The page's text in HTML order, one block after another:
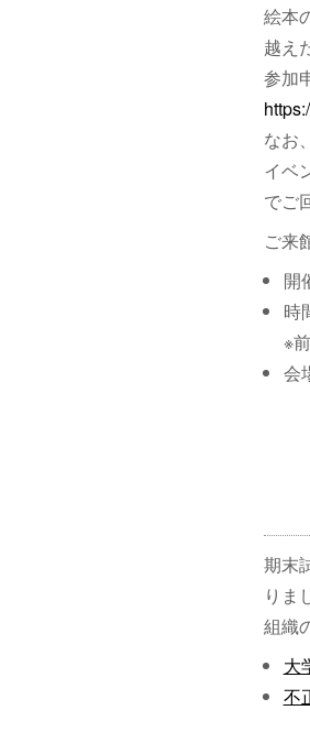
絵本
越え
参加
なお
イベ
でご
ご来
開
時
※
会
期末
りま
組織
大
不